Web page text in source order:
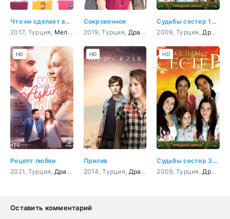
Что ни сделает влюбленный
2017, Турция, Мелодрама ,Комедия
Сокровенное
2019, Турция, Драма
Судьбы сестер 15 серия
2009, Турция, Драма
Рецепт любви
2021, Турция, Драма Мелодрама
HD
Прилив
2014, Турция, Драма Мелодрама ,Комедия
HD
Судьбы сестер 38 серия
2009, Турция, Драма
HD
Оставить комментарий